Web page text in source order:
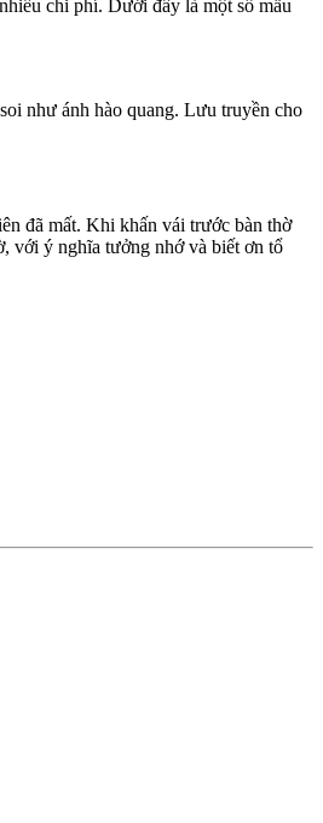
chi phí. Dưới đây là một số mẫu
như ánh hào quang. Lưu truyền cho
đã mất. Khi khấn vái trước bàn thờ
với ý nghĩa tưởng nhớ và biết ơn tổ